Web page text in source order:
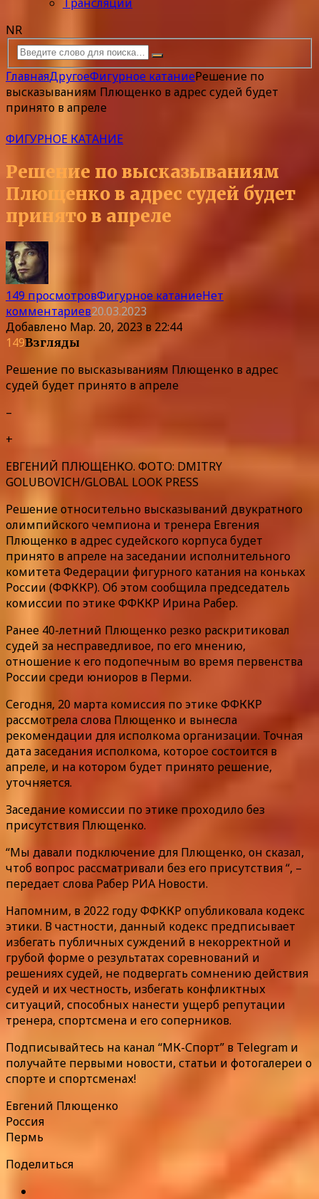
NR
ГлавнаяДругоеФигурное катаниеРешение по
высказываниям Плющенко в адрес судей будет
принято в апреле
ФИГУРНОЕ КАТАНИЕ
Решение по высказываниям
Плющенко в адрес судей будет
принято в апреле
149 просмотровФигурное катаниеНет
комментариев20.03.2023
Добавлено Мар. 20, 2023 в 22:44
149Взгляды
Решение по высказываниям Плющенко в адрес
судей будет принято в апреле
–
+
ЕВГЕНИЙ ПЛЮЩЕНКО. ФОТО: DMITRY
GOLUBOVICH/GLOBAL LOOK PRESS
Решение относительно высказываний двукратного
олимпийского чемпиона и тренера Евгения
Плющенко в адрес судейского корпуса будет
принято в апреле на заседании исполнительного
комитета Федерации фигурного катания на коньках
России (ФФККР). Об этом сообщила председатель
комиссии по этике ФФККР Ирина Рабер.
Ранее 40-летний Плющенко резко раскритиковал
судей за несправедливое, по его мнению,
отношение к его подопечным во время первенства
России среди юниоров в Перми.
Сегодня, 20 марта комиссия по этике ФФККР
рассмотрела слова Плющенко и вынесла
рекомендации для исполкома организации. Точная
дата заседания исполкома, которое состоится в
апреле, и на котором будет принято решение,
уточняется.
Заседание комиссии по этике проходило без
присутствия Плющенко.
“Мы давали подключение для Плющенко, он сказал,
чтоб вопрос рассматривали без его присутствия “, –
передает слова Рабер РИА Новости.
Напомним, в 2022 году ФФККР опубликовала кодекс
этики. В частности, данный кодекс предписывает
избегать публичных суждений в некорректной и
грубой форме о результатах соревнований и
решениях судей, не подвергать сомнению действия
судей и их честность, избегать конфликтных
ситуаций, способных нанести ущерб репутации
тренера, спортсмена и его соперников.
Подписывайтесь на канал “МК-Спорт” в Telegram и
получайте первыми новости, статьи и фотогалереи о
спорте и спортсменах!
Евгений Плющенко
Россия
Пермь
Поделиться